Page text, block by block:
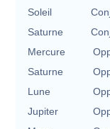
Soleil
Saturne
Mercure
Saturne
Lune
Jupiter